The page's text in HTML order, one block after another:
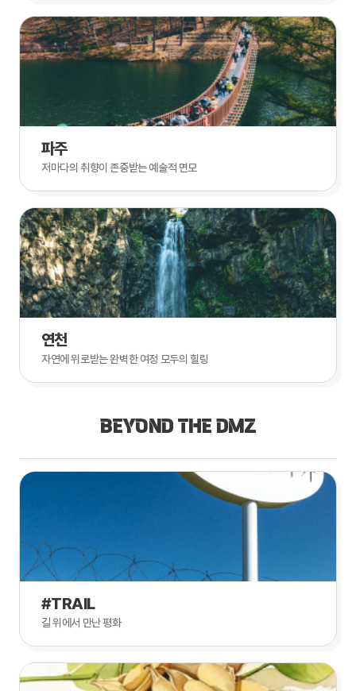
파주
저마다의 취향이 존중받는 예술적 면모
연천
자연에 위로받는 완벽한 여정 모두의 힐링
BEYOND THE DMZ
#TRAIL
길 위에서 만난 평화